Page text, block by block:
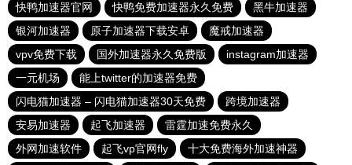
快鸭加速器官网
快鸭免费加速器永久免费
黑牛加速器
银河加速器
原子加速器下载安卓
魔戒加速器
vpv免费下载
国外加速器永久免费版
instagram加速器
一元机场
能上twitter的加速器免费
闪电猫加速器 – 闪电猫加速器30天免费
跨境加速器
安易加速器
起飞加速器
雷霆加速免费永久
外网加速软件
起飞vp官网fly
十大免费海外加速神器